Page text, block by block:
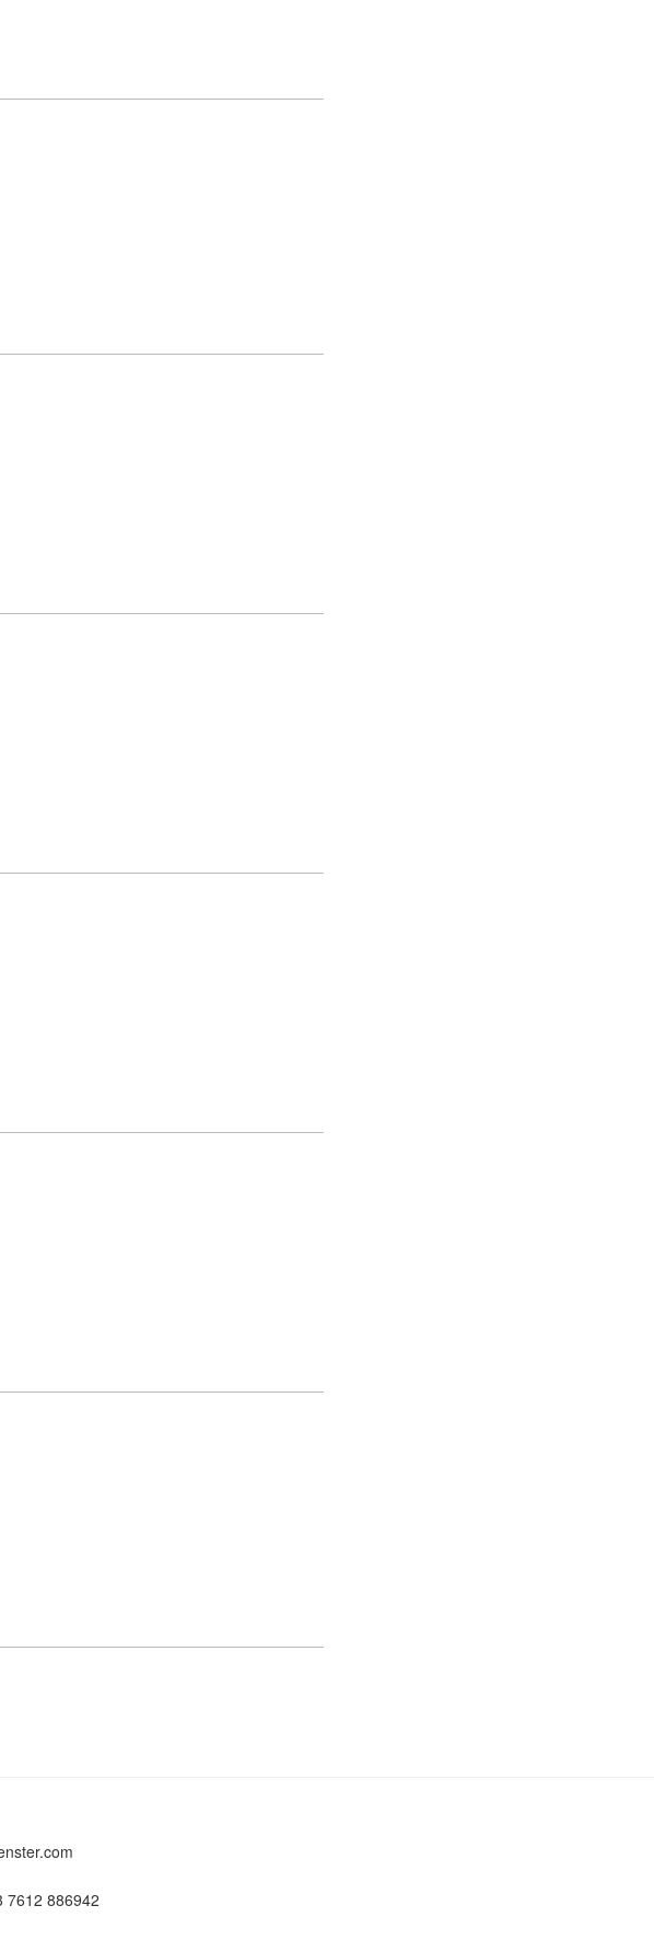
7612 886942